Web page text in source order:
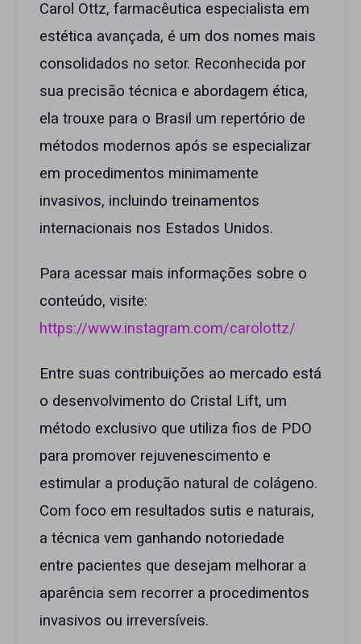
Carol Ottz, farmacêutica especialista em
estética avançada, é um dos nomes mais
consolidados no setor. Reconhecida por
sua precisão técnica e abordagem ética,
ela trouxe para o Brasil um repertório de
métodos modernos após se especializar
em procedimentos minimamente
invasivos, incluindo treinamentos
internacionais nos Estados Unidos.
Para acessar mais informações sobre o
conteúdo, visite:
https://www.instagram.com/carolottz/
Entre suas contribuições ao mercado está
o desenvolvimento do Cristal Lift, um
método exclusivo que utiliza fios de PDO
para promover rejuvenescimento e
estimular a produção natural de colágeno.
Com foco em resultados sutis e naturais,
a técnica vem ganhando notoriedade
entre pacientes que desejam melhorar a
aparência sem recorrer a procedimentos
invasivos ou irreversíveis.